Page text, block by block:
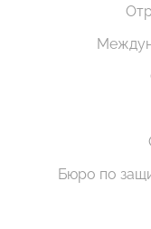
Бюро по